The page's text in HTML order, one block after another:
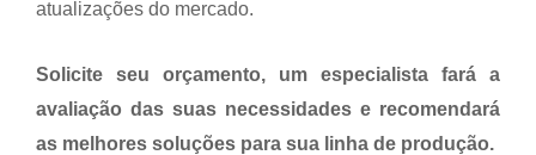
atualizações do mercado.
Solicite seu orçamento, um especialista fará a
avaliação das suas necessidades e recomendará
as melhores soluções para sua linha de produção.